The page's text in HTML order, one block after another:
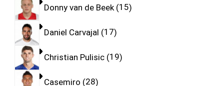
Donny van de Beek 15
Daniel Carvajal 17
Christian Pulisic 19
Casemiro 28